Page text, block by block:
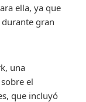
ella, ya que
gran
una
el
que incluyó